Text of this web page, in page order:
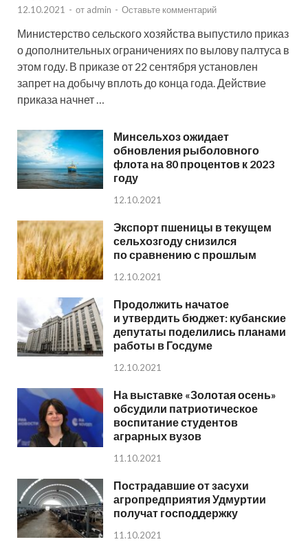
12.10.2021 - от admin - Оставьте комментарий
Министерство сельского хозяйства выпустило приказ
о дополнительных ограничениях по вылову палтуса в
этом году. В приказе от 22 сентября установлен
запрет на добычу вплоть до конца года. Действие
приказа начнет …
Минсельхоз ожидает
обновления рыболовного
флота на 80 процентов к 2023
году
12.10.2021
Экспорт пшеницы в текущем
сельхозгоду снизился
по сравнению с прошлым
12.10.2021
Продолжить начатое
и утвердить бюджет: кубанские
депутаты поделились планами
работы в Госдуме
12.10.2021
На выставке «Золотая осень»
обсудили патриотическое
воспитание студентов
аграрных вузов
11.10.2021
Пострадавшие от засухи
агропредприятия Удмуртии
получат господдержку
11.10.2021